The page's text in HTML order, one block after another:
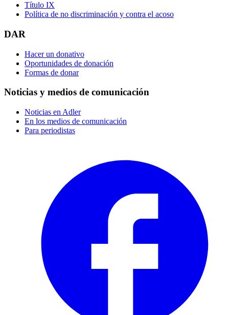
Título IX
Política de no discriminación y contra el acoso
DAR
Hacer un donativo
Oportunidades de donación
Formas de donar
Noticias y medios de comunicación
Noticias en Adler
En los medios de comunicación
Para periodistas